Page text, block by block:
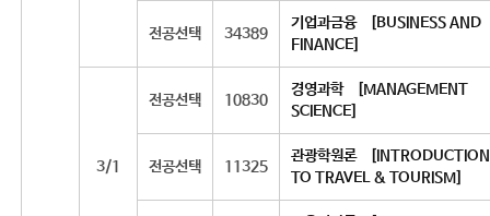
전공선택 34389
기업과금융 [BUSINESS AND
FINANCE]
3/1
전공선택 10830
경영과학 [MANAGEMENT
SCIENCE]
전공선택 11325
관광학원론 [INTRODUCTION
TO TRAVEL & TOURISM]